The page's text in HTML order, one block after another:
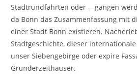
Stadtrundfahrten oder —gangen
da Bonn das Zusammenfassung mit
einer Stadt Bonn existieren.
Stadtgeschichte, dieser
unser Siebengebirge oder expire
Grunderzeithauser.